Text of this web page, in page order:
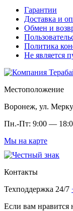
Гарантии
Доставка и
Обмен и
Политика
Не является
Местоположение
Воронеж, ул.
Пн.-Пт: 9:00 —
Мы на карте
Контакты
Техподдержка 24/7
Если вам нравится